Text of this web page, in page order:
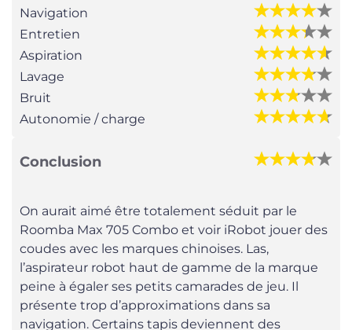
Navigation
Entretien
Aspiration
Lavage
Bruit
Autonomie / charge
Conclusion
On aurait aimé être totalement séduit par le
Roomba Max 705 Combo et voir iRobot jouer des
coudes avec les marques chinoises. Las,
l’aspirateur robot haut de gamme de la marque
peine à égaler ses petits camarades de jeu. Il
présente trop d’approximations dans sa
navigation. Certains tapis deviennent des